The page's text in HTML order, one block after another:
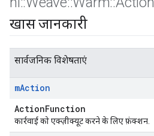
खास जानकारी
सार्वजनिक विशेषताएं
mAction
ActionFunction
कार्रवाई को एक्ज़ीक्यूट करने के लिए फ़ंक्शन.